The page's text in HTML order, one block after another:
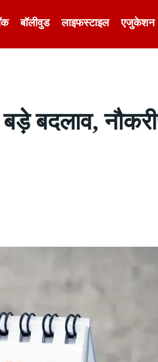
बॉलीवुड लाइफस्टाइल एजुकेशन
बदलाव,